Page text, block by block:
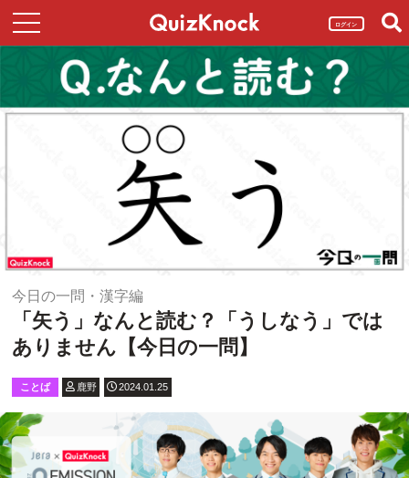
ログイン
今日の一問・漢字編
「矢う」なんと読む？「うしなう」では
ありません【今日の一問】
ことば 鹿野 2024.01.25